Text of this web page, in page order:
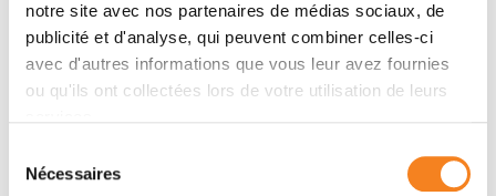
notre site avec nos partenaires de médias sociaux, de
publicité et d'analyse, qui peuvent combiner celles-ci
avec d'autres informations que vous leur avez fournies
ou qu'ils ont collectées lors de votre utilisation de leurs
Nécessaires